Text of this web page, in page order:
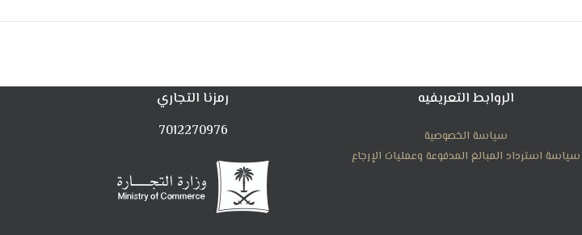
الروابط التعريفيه
سياسة الخصوصية
سياسة استرداد المبالغ المدفوعة وعمليات الإرجاع
رمزنا التجاري
7012270976